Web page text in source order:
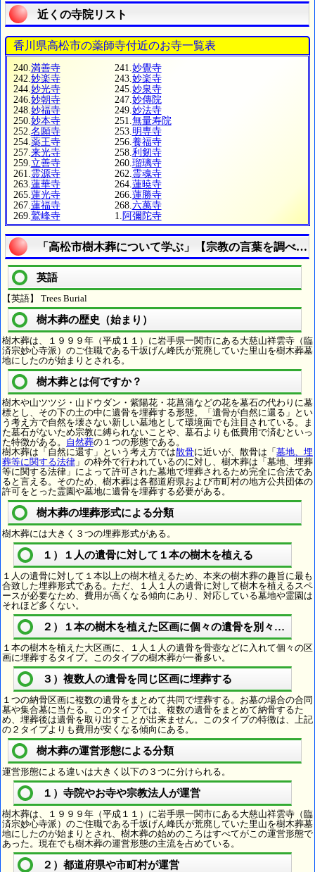
近くの寺院リスト
香川県高松市の薬師寺付近のお寺一覧表
240. 満善寺 241. 妙覺寺
242. 妙楽寺 243. 妙楽寺
244. 妙光寺 245. 妙泉寺
246. 妙朝寺 247. 妙傳院
248. 妙福寺 249. 妙法寺
250. 妙本寺 251. 無量寿院
252. 名願寺 253. 明専寺
254. 薬王寺 256. 養福寺
257. 来光寺 258. 利剱寺
259. 立善寺 260. 瑠璃寺
261. 霊源寺 262. 霊魂寺
263. 蓮華寺 264. 蓮暁寺
265. 蓮光寺 266. 蓮勝寺
267. 蓮福寺 268. 六萬寺
269. 鷲峰寺 1. 阿彌陀寺
「高松市樹木葬について学ぶ」【宗教の言葉を調べる
英語
【英語】 Trees Burial
樹木葬の歴史（始まり）
樹木葬は、１９９９年（平成１１）に岩手県一関市にある大慈山祥雲寺（臨
済宗妙心寺派）のご住職である千坂げん峰氏が荒廃していた里山を樹木葬墓
地にしたのが始まりとされる。
樹木葬とは何ですか？
樹木や山ツツジ・山ドウダン・紫陽花・花菖蒲などの花を墓石の代わりに墓
標とし、その下の土の中に遺骨を埋葬する形態。「遺骨が自然に還る」とい
う考え方で自然を壊さない新しい墓地として環境面でも注目されている。ま
た墓石がないため宗教に縛られないことや、墓石よりも低費用で済むといっ
た特徴がある。 自然葬の１つの形態である。
樹木葬は「自然に還す」という考え方では散骨に近いが、散骨は「 墓地、埋
葬等に関する法律 」の枠外で行われているのに対し、樹木葬は「墓地、埋葬
等に関する法律」によって許可された墓地で埋葬されるため完全に合法であ
ると言える。そのため、樹木葬は各都道府県および市町村の地方公共団体の
許可をとった霊園や墓地に遺骨を埋葬する必要がある。
樹木葬の埋葬形式による分類
樹木葬には大きく３つの埋葬形式がある。
１）１人の遺骨に対して１本の樹木を植える
１人の遺骨に対して１本以上の樹木植えるため、本来の樹木葬の趣旨に最も
合致した埋葬形式である。ただ、１人１人の遺骨に対して樹木を植えるスペ
ースが必要なため、費用が高くなる傾向にあり、対応している墓地や霊園は
それほど多くない。
２）１本の樹木を植えた区画に個々の遺骨を別々に埋葬
１本の樹木を植えた大区画に、１人１人の遺骨を骨壺などに入れて個々の区
画に埋葬するタイプ。このタイプの樹木葬が一番多い。
３）複数人の遺骨を同じ区画に埋葬する
１つの納骨区画に複数の遺骨をまとめて共同で埋葬する。お墓の場合の合同
墓や集合墓に当たる。このタイプでは、複数の遺骨をまとめて納骨するた
め、埋葬後は遺骨を取り出すことが出来ません。このタイプの特徴は、上記
の２タイプよりも費用が安くなる傾向にある。
樹木葬の運営形態による分類
運営形態による違いは大きく以下の３つに分けられる。
１）寺院やお寺や宗教法人が運営
樹木葬は、１９９９年（平成１１）に岩手県一関市にある大慈山祥雲寺（臨
済宗妙心寺派）のご住職である千坂げん峰氏が荒廃していた里山を樹木葬墓
地にしたのが始まりとされ、樹木葬の始めのころはすべてがこの運営形態で
あった。現在でも樹木葬の運営形態の主流を占めている。
２）都道府県や市町村が運営